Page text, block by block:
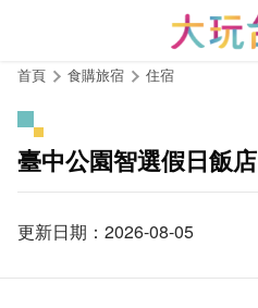
首頁 食購旅宿 住宿
臺中公園智選假日飯店
更新日期：2026-08-05